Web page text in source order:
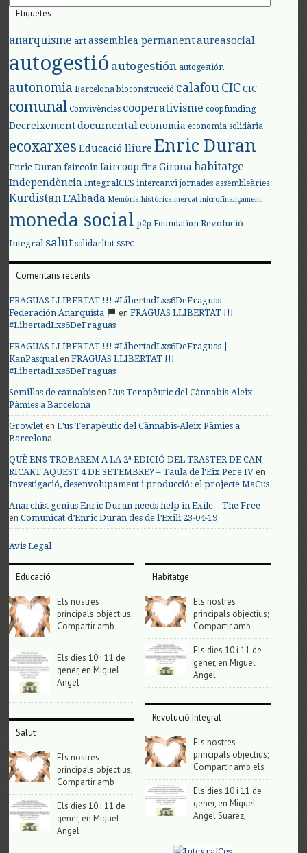
Etiquetes
anarquisme art assemblea permanent aureasocial
autogestió autogestión autogestión
autonomia Barcelona bioconstrucció calafouCIC CIC
comunal Convivències cooperativisme coopfunding
Decreixement documental economia economia solidària
ecoxarxes Educació lliure Enric Duran
Enric Duran faircoin faircoop fira Girona habitatge
Independència IntegralCES intercanvi jornades assembleàries
KurdistanL'Albada Memòria històrica mercat microfinançament
moneda social p2p Foundation Revolució
Integral salut solidaritat SSPC
Comentaris recents
FRAGUAS LLIBERTAT !!! #LibertadLxs6DeFraguas –
Federación Anarquista
enFRAGUAS LLIBERTAT !!!
#LibertadLxs6DeFraguas
FRAGUAS LLIBERTAT !!! #LibertadLxs6DeFraguas |
KanPasqualenFRAGUAS LLIBERTAT !!!
#LibertadLxs6DeFraguas
Semillas de cannabis enL’us Terapèutic del Cànnabis-Aleix
Pàmies a Barcelona
Growlet enL’us Terapèutic del Cànnabis-Aleix Pàmies a
Barcelona
QUÈ ENS TROBAREM A LA 2ª EDICIÓ DEL TRASTER DE CAN
RICART AQUEST 4 DE SETEMBRE? – Taula de l'Eix Pere IV en
Investigació, desenvolupament i producció: el projecte MaCus
Anarchist genius Enric Duran needs help in Exile – The Free
enComunicat d’Enric Duran des de l’Exili 23-04-19
Avis Legal
Educació
Els nostres
principals objectius;
Compartir amb
Els dies 10 i 11 de
gener, en Miguel
Angel
Salut
Els nostres
principals objectius;
Compartir amb
Els dies 10 i 11 de
gener, en Miguel
Angel
Habitatge
Els nostres
principals objectius;
Compartir amb
Els dies 10 i 11 de
gener, en Miguel
Angel
Revolució Integral
Els nostres
principals objectius;
Compartir amb els
Els dies 10 i 11 de
gener, en Miguel
Angel Suarez,